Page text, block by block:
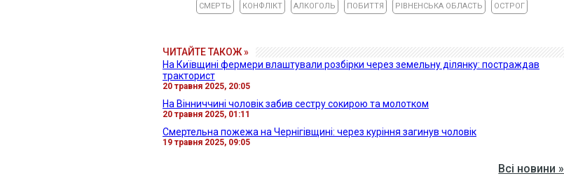
СМЕРТЬ КОНФЛІКТ АЛКОГОЛЬ ПОБИТТЯ РІВНЕНСЬКА ОБЛАСТЬ ОСТРОГ
ЧИТАЙТЕ ТАКОЖ »
На Київщині фермери влаштували розбірки через земельну ділянку: постраждав
тракторист
20 травня 2025, 20:05
На Вінниччині чоловік забив сестру сокирою та молотком
20 травня 2025, 01:11
Смертельна пожежа на Чернігівщині: через куріння загинув чоловік
19 травня 2025, 09:05
Всі новини »